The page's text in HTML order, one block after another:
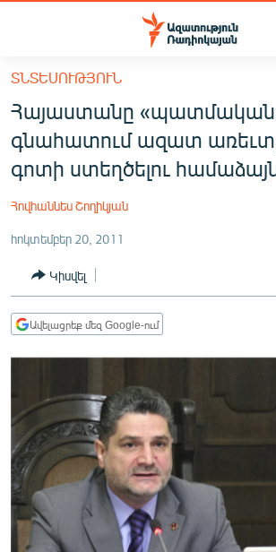
Մատչելիության
հիմնական
բովանդակությանը
Անցնել
հիմնական
մենյուին
ՀԱՅԱՍՏԱՆ
ՔԱՂԱՔԱԿԱՆ
ՏՆՏԵՍՈՒԹՅՈՒՆ
ՂԱՐԱԲԱՂ
ՄԻՋԱԶԳԱՅԻՆ
ՄՇԱԿՈՒՅԹ
ՍՊՈՐՏ
ՄԵԿՆԱԲԱՆՈՒԹՅՈՒՆ
ՏՏ ԵՒ ԻՆՏԵՐՆԵՏ
ՏՆՏԵՍՈՒԹՅՈՒՆ
Հայաստանը
գնահատում ազատ
գոտի ստեղծելու
Հովհաննես Շողիկյան
հոկտեմբեր 20, 2011
Կիսվել
Ավելացրեք մեզ Google-ում